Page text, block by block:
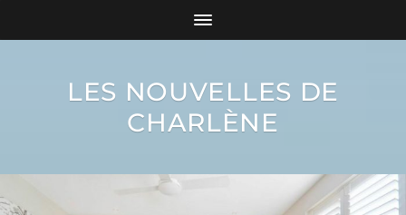
LES NOUVELLES DE
CHARLÈNE